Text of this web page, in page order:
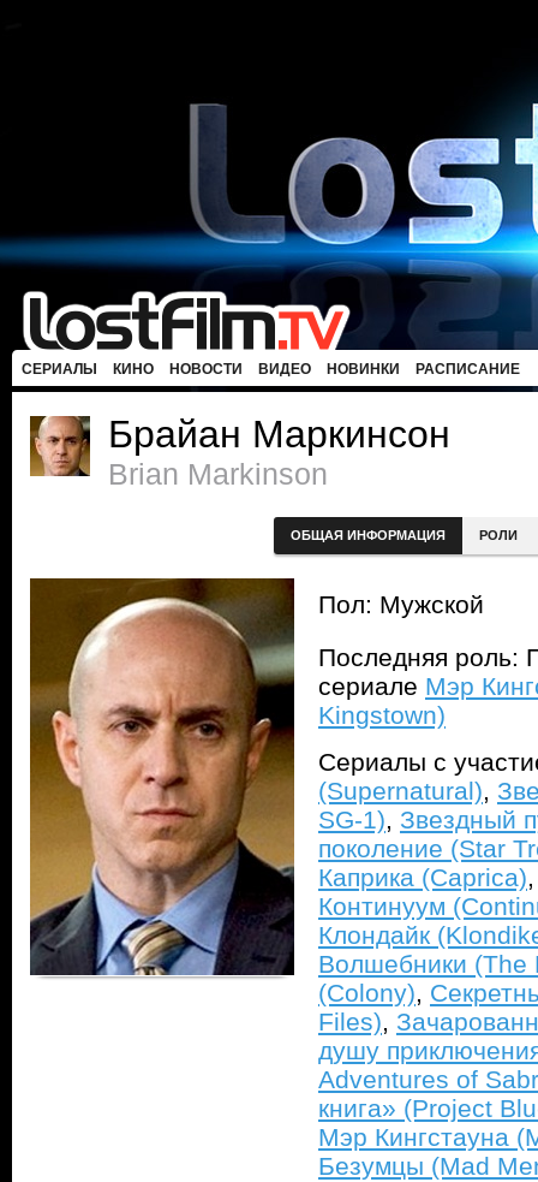
СЕРИАЛЫ КИНО НОВОСТИ ВИДЕО НОВИНКИ РАСПИСАНИЕ
Брайан Маркинсон
Brian Markinson
ОБЩАЯ ИНФОРМАЦИЯ РОЛИ
Пол: Мужской
Последняя роль:
сериале Мэр
Kingstown)
Сериалы с
(Supernatural),
SG-1), Звездный
поколение (Star
Каприка (Caprica)
Континуум
Клондайк
Волшебники (The
(Colony),
Files),
душу
Adventures of
книга» (Project
Мэр Кингстауна
Безумцы (Mad